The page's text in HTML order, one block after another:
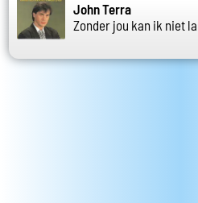
John Terra
Zonder jou kan ik niet